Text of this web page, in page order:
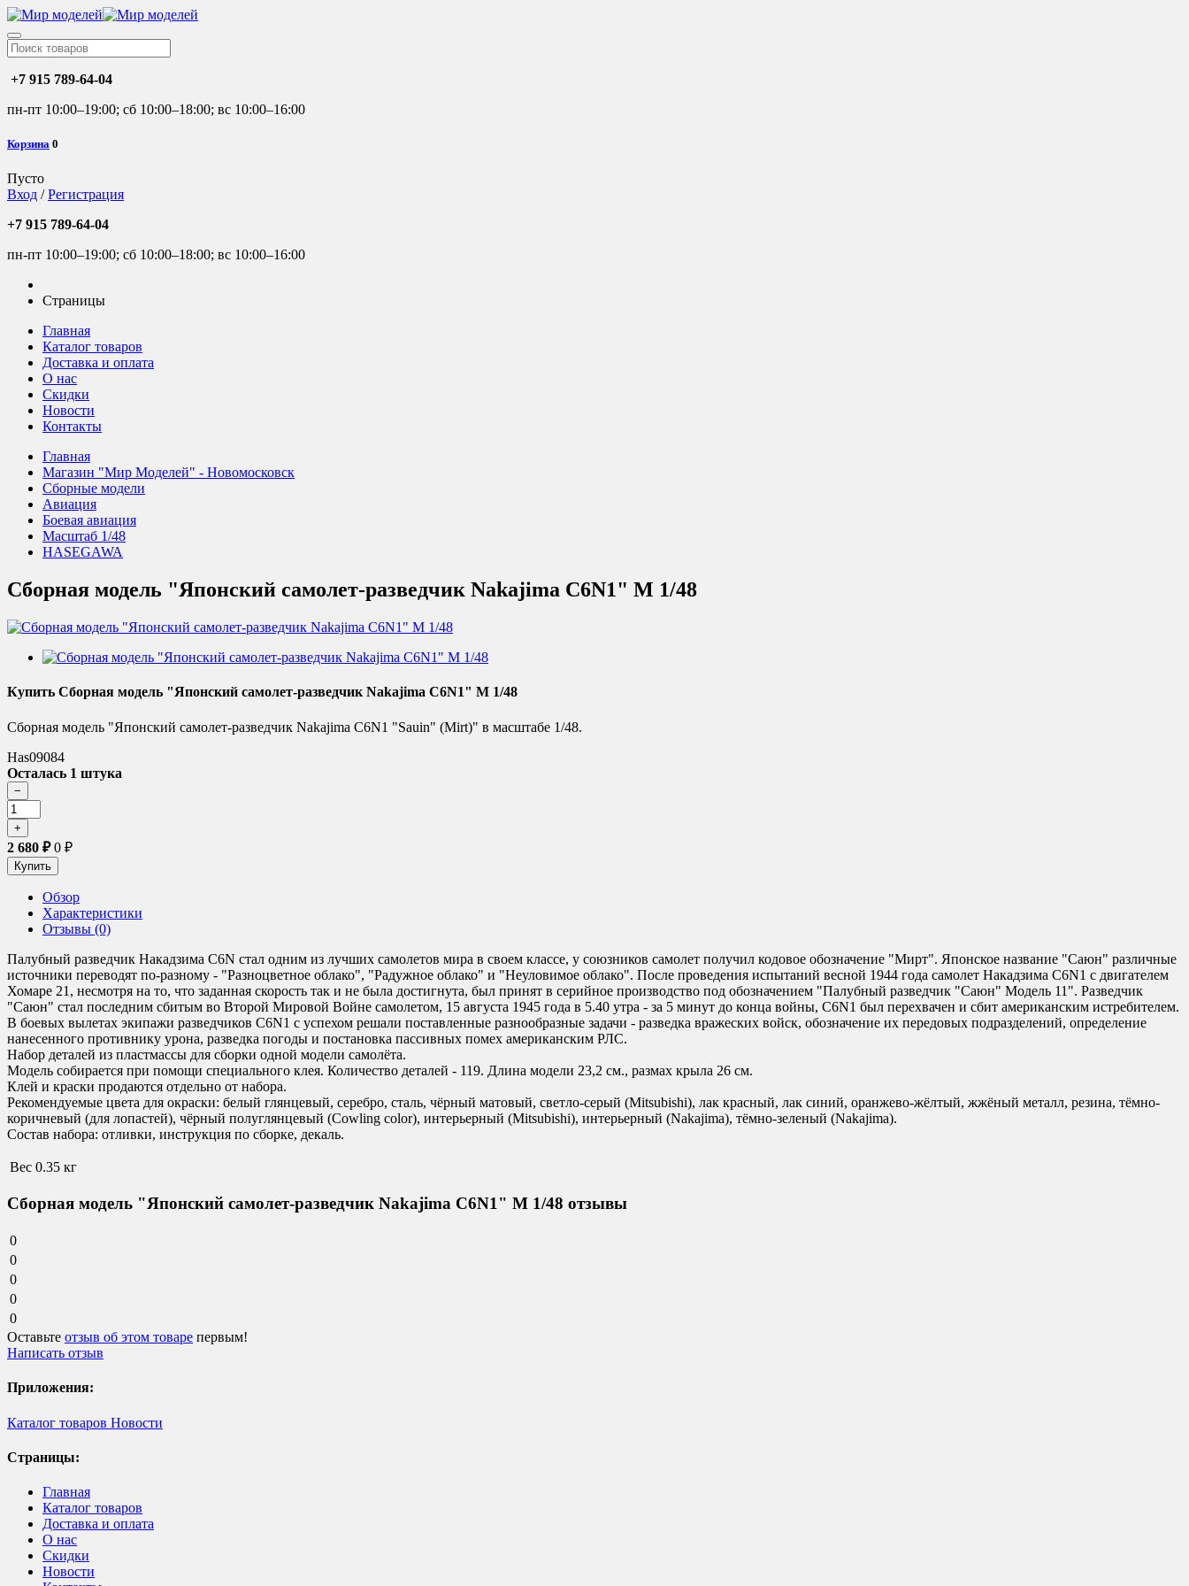
+7 915 789-64-04
пн-пт 10:00–19:00; сб 10:00–18:00; вс 10:00–16:00
Корзина 0
Пусто
Вход /Регистрация
+7 915 789-64-04
пн-пт 10:00–19:00; сб 10:00–18:00; вс 10:00–16:00
Страницы
Главная
Каталог товаров
Доставка и оплата
О нас
Скидки
Новости
Контакты
Главная
Магазин "Мир Моделей" - Новомосковск
Сборные модели
Авиация
Боевая авиация
Масштаб 1/48
HASEGAWA
Сборная модель "Японский самолет-разведчик Nakajima C6N1" М 1/48
Купить Сборная модель "Японский самолет-разведчик Nakajima C6N1" М 1/48
Сборная модель "Японский самолет-разведчик Nakajima C6N1 "Sauin" (Mirt)" в масштабе 1/48.
Has09084
Осталась 1 штука
2 680 ₽0 ₽
Обзор
Характеристики
Отзывы (0)
Палубный разведчик Накадзима C6N стал одним из лучших самолетов мира в своем классе, у союзников самолет получил кодовое обозначение "Mирт". Японское название "Саюн" различные
источники переводят по-разному - "Разноцветное облако", "Радужное облако" и "Неуловимое облако". После проведения испытаний весной 1944 года самолет Накадзима C6N1 с двигателем
Хомаре 21, несмотря на то, что заданная скорость так и не была достигнута, был принят в серийное производство под обозначением "Палубный разведчик "Саюн" Модель 11". Разведчик
"Саюн" стал последним сбитым во Второй Мировой Войне самолетом, 15 августа 1945 года в 5.40 утра - за 5 минут до конца войны, C6N1 был перехвачен и сбит американским истребителем.
В боевых вылетах экипажи разведчиков C6N1 с успехом решали поставленные разнообразные задачи - разведка вражеских войск, обозначение их передовых подразделений, определение
нанесенного противнику урона, разведка погоды и постановка пассивных помех американским РЛС.
Набор деталей из пластмассы для сборки одной модели самолёта.
Модель собирается при помощи специального клея. Количество деталей - 119. Длина модели 23,2 см., размах крыла 26 см.
Клей и краски продаются отдельно от набора.
Рекомендуемые цвета для окраски: белый глянцевый, серебро, сталь, чёрный матовый, светло-серый (Mitsubishi), лак красный, лак синий, оранжево-жёлтый, жжёный металл, резина, тёмно-
коричневый (для лопастей), чёрный полуглянцевый (Cowling color), интерьерный (Mitsubishi), интерьерный (Nakajima), тёмно-зеленый (Nakajima).
Состав набора: отливки, инструкция по сборке, декаль.
Вес 0.35 кг
Сборная модель "Японский самолет-разведчик Nakajima C6N1" М 1/48 отзывы
0
0
0
0
0
Оставьте отзыв об этом товаре первым!
Написать отзыв
Приложения:
Каталог товаров Новости
Страницы:
Главная
Каталог товаров
Доставка и оплата
О нас
Скидки
Новости